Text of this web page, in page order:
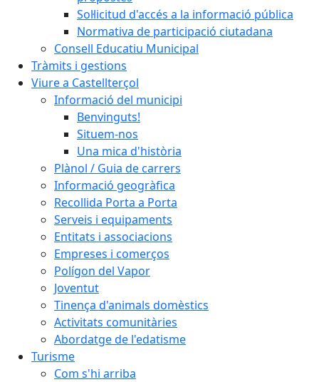
Sol·licitud d'accés a la informació pública
Normativa de participació ciutadana
Consell Educatiu Municipal
Tràmits i gestions
Viure a Castellterçol
Informació del municipi
Benvinguts!
Situem-nos
Una mica d'història
Plànol / Guia de carrers
Informació geogràfica
Recollida Porta a Porta
Serveis i equipaments
Entitats i associacions
Empreses i comerços
Polígon del Vapor
Joventut
Tinença d'animals domèstics
Activitats comunitàries
Abordatge de l'edatisme
Turisme
Com s'hi arriba